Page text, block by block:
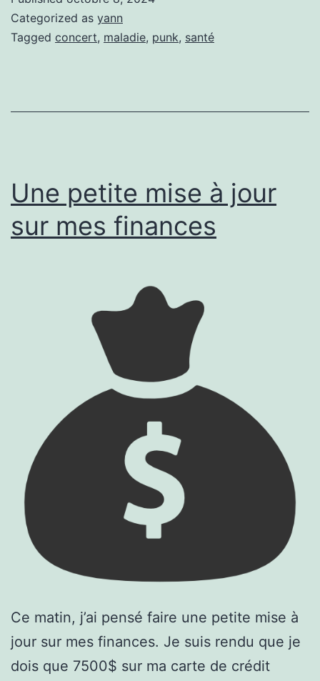
des
Categorized as yann
Tagged concert, maladie, punk, santé
Une petite mise à jour
sur mes finances
Ce matin, j’ai pensé faire une petite mise à
jour sur mes finances. Je suis rendu que je
dois que 7500$ sur ma carte de crédit